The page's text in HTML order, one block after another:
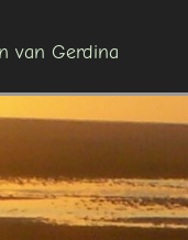
van Gerdina